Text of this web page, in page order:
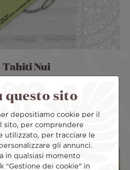
Nui
Per commemorare questa
di tenere con
questo sito
depositiamo cookie per il
sito, per comprendere
utilizzato, per tracciare le
gli annunci.
in qualsiasi momento
"Gestione dei cookie" in